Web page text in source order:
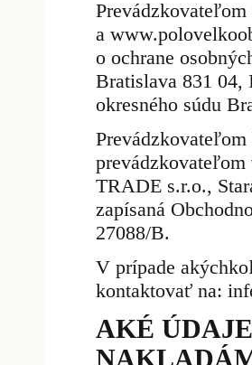
a
o ochrane
Bratislava 831 04,
okresného súdu
TRADE s.r.o.,
zapísaná
27088/B.
V prípade
kontaktovať na:
AKÉ